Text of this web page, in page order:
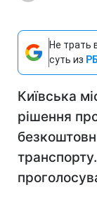
Не трать
суть из
Київська
рішення